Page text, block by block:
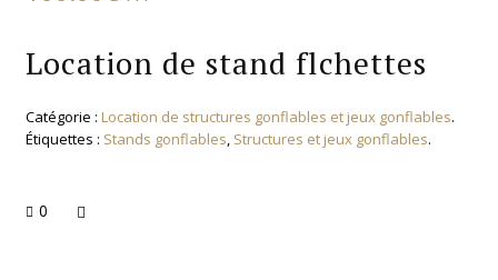
Location de stand flchettes
Catégorie : Location de structures gonflables et jeux gonflables.
Étiquettes : Stands gonflables, Structures et jeux gonflables.
0